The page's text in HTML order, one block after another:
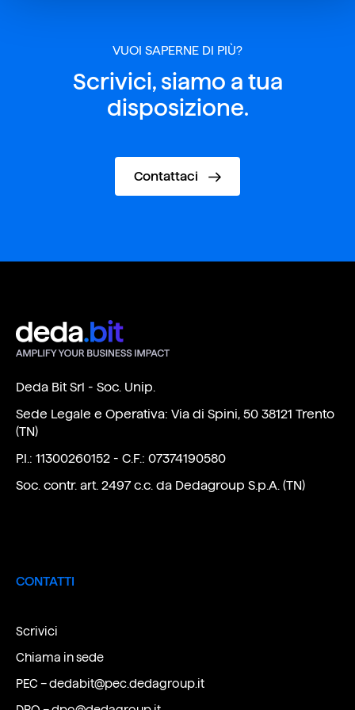
VUOI SAPERNE DI PIÙ?
Scrivici, siamo a tua
disposizione.
Contattaci
Deda Bit Srl - Soc. Unip.
Sede Legale e Operativa: Via di Spini, 50 38121 Trento
(TN)
P.I.: 11300260152 - C.F.: 07374190580
Soc. contr. art. 2497 c.c. da Dedagroup S.p.A. (TN)
CONTATTI
Scrivici
Chiama in sede
PEC –dedabit@pec.dedagroup.it